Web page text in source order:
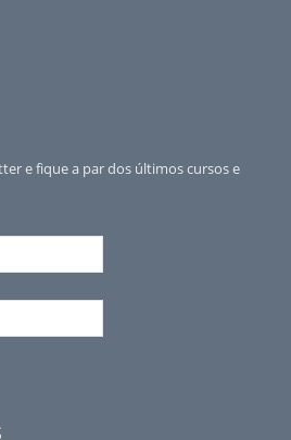
e fique a par dos últimos cursos e